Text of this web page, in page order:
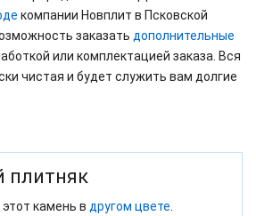
компании Новплит в Псковской
заказать дополнительные
или комплектацией заказа. Вся
чистая и будет служить вам долгие
плитняк
камень в другом цвете